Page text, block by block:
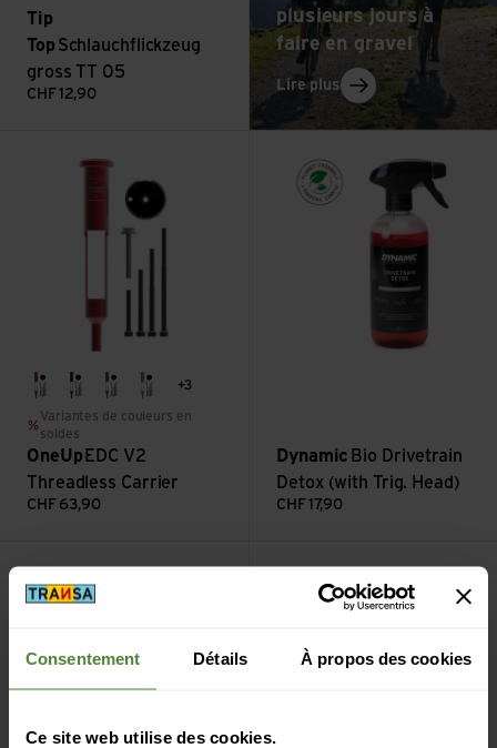
Consentement Détails À propos des cookies
Ce site web utilise des cookies.
Tip
Top Schlauchflickzeug
gross TT 05
CHF12,90
plusieurs jours à
faire en gravel
Lire plus: Bikepacking en
Red blackbluegreen
+3
Variantes de couleurs en
soldes
OneUp EDC V2
Threadless Carrier
CHF 63,90
Dynamic Bio Drivetrain
Detox (with Trig. Head)
CHF17,90